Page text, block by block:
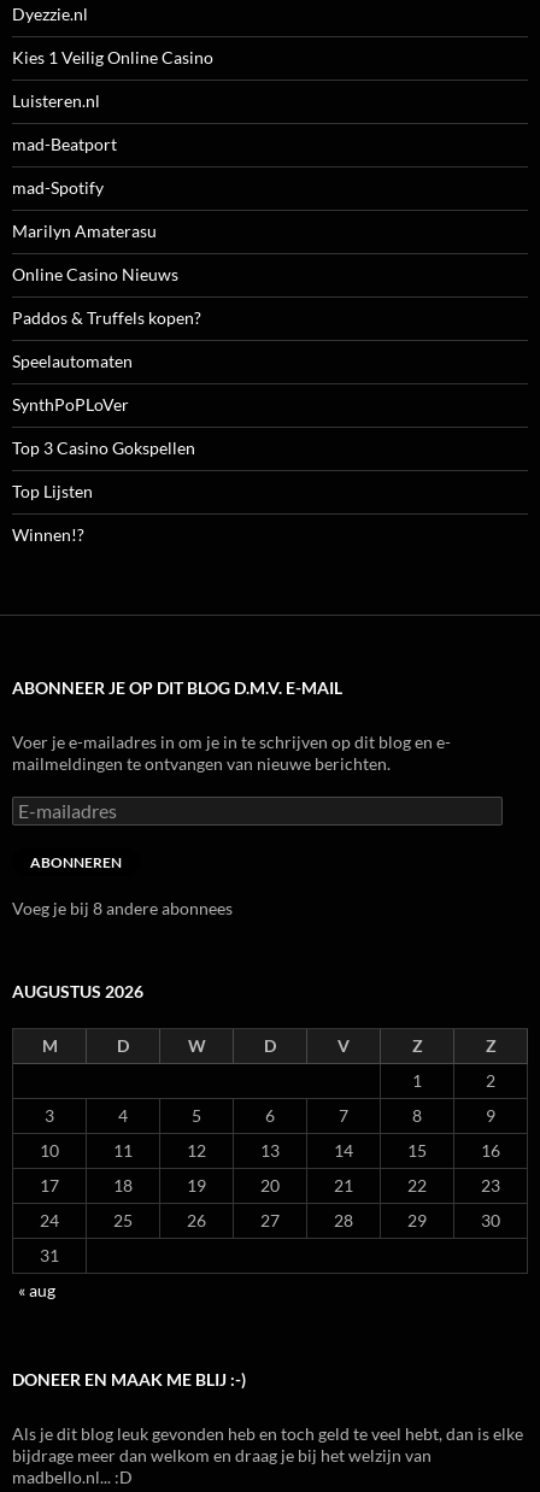
Dyezzie.nl
Kies 1 Veilig Online Casino
Luisteren.nl
mad-Beatport
mad-Spotify
Marilyn Amaterasu
Online Casino Nieuws
Paddos & Truffels kopen?
Speelautomaten
SynthPoPLoVer
Top 3 Casino Gokspellen
Top Lijsten
Winnen!?
ABONNEER JE OP DIT BLOG D.M.V. E-MAIL
Voer je e-mailadres in om je in te schrijven op dit blog en e-
mailmeldingen te ontvangen van nieuwe berichten.
E-
mailadres
ABONNEREN
Voeg je bij 8 andere abonnees
AUGUSTUS 2026
M D W D V Z
Z
1
2
3
4 5 6 7 8
9
10
11 12 13 14 15
16
17
18 19 20 21 22
23
24
25 26 27 28 29
30
31
« aug
DONEER EN MAAK ME BLIJ :-)
Als je dit blog leuk gevonden heb en toch geld te veel hebt, dan is elke
bijdrage meer dan welkom en draag je bij het welzijn van
madbello.nl... :D